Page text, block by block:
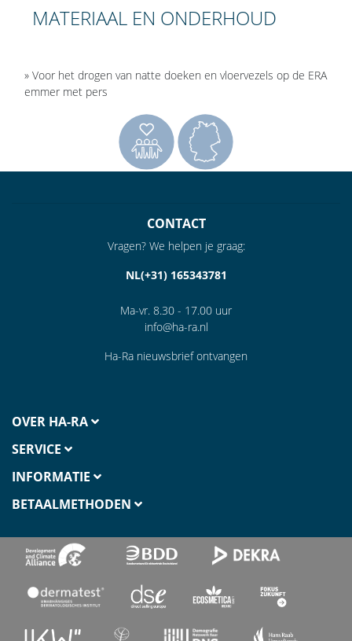
MATERIAAL EN ONDERHOUD
» Voor het drogen van natte doeken en vloervezels op de ERA
emmer met pers
CONTACT
Vragen? We helpen je graag:
NL(+31) 165343781
Ma-vr. 8.30 - 17.00 uur
info@ha-ra.nl
Ha-Ra nieuwsbrief ontvangen
OVER HA-RA
SERVICE
INFORMATIE
BETAALMETHODEN